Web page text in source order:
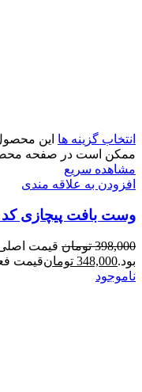
انتخاب گزینه ها این
ممکن است در صفحه
مشاهده سریع
افزودن به علاقه مندی
وست بافت پیچازی کد 13284
398,000 تومان
بود.348,000 تومانقیمت فعلی:
ناموجود